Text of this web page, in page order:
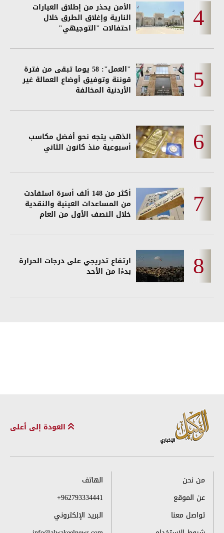
الأمن يحذر من إطلاق العيارات
النارية وإغلاق الطرق خلال
احتفالات "التوجيهي"
"العمل": 58 يوما تبقى من فترة
قوننة وتوفيق أوضاع العمالة غير
الأردنية المخالفة
الذهب يتجه نحو أفضل مكاسب
أسبوعية منذ كانون الثاني
أكثر من 148 ألف أسرة استفادت
من المساعدات العينية والنقدية
خلال النصف الأول من العام
ارتفاع تدريجي على درجات الحرارة
بدءًا من الأحد
العودة إلى أعلى
من نحن
عن الموقع
تواصل معنا
الهاتف
+962793334441
البريد الإلكتروني